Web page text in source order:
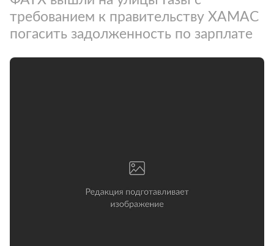
требованием к правительству ХАМАС
погасить задолженность по зарплате